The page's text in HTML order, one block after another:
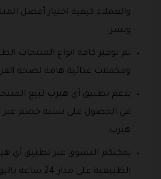
والعملاء كيفية اختيار أفضل
ويسر.
تم توفير كافة انواع المنتجات
ومكملات غذائية هامة لصحة
يدعم تطبيق آي هيرب لبيع
في الحصول على نسبة خصم عبر
هيرب.
يمكنكم التسوق عبر تطبيق آي
الطبيعية على مدار 24 ساعة باليوم و7 أيام في الأسبوع.